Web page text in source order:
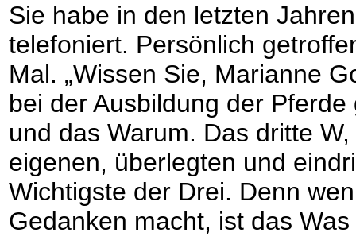
Sie habe in den letzten
telefoniert. Persönlich
Mal. „Wissen Sie, Marianne
bei der Ausbildung der
und das Warum. Das dritte
eigenen, überlegten und
Wichtigste der Drei. Denn
Gedanken macht, ist das